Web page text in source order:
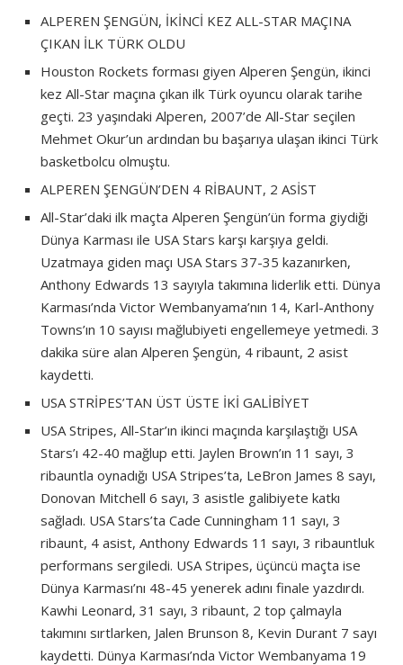
ALPEREN ŞENGÜN, İKİNCİ KEZ ALL-STAR MAÇINA
ÇIKAN İLK TÜRK OLDU
Houston Rockets forması giyen Alperen Şengün, ikinci
kez All-Star maçına çıkan ilk Türk oyuncu olarak tarihe
geçti. 23 yaşındaki Alperen, 2007’de All-Star seçilen
Mehmet Okur’un ardından bu başarıya ulaşan ikinci Türk
basketbolcu olmuştu.
ALPEREN ŞENGÜN’DEN 4 RİBAUNT, 2 ASİST
All-Star’daki ilk maçta Alperen Şengün’ün forma giydiği
Dünya Karması ile USA Stars karşı karşıya geldi.
Uzatmaya giden maçı USA Stars 37-35 kazanırken,
Anthony Edwards 13 sayıyla takımına liderlik etti. Dünya
Karması’nda Victor Wembanyama’nın 14, Karl-Anthony
Towns’ın 10 sayısı mağlubiyeti engellemeye yetmedi. 3
dakika süre alan Alperen Şengün, 4 ribaunt, 2 asist
kaydetti.
USA STRİPES’TAN ÜST ÜSTE İKİ GALİBİYET
USA Stripes, All-Star’ın ikinci maçında karşılaştığı USA
Stars’ı 42-40 mağlup etti. Jaylen Brown’ın 11 sayı, 3
ribauntla oynadığı USA Stripes’ta, LeBron James 8 sayı,
Donovan Mitchell 6 sayı, 3 asistle galibiyete katkı
sağladı. USA Stars’ta Cade Cunningham 11 sayı, 3
ribaunt, 4 asist, Anthony Edwards 11 sayı, 3 ribauntluk
performans sergiledi. USA Stripes, üçüncü maçta ise
Dünya Karması’nı 48-45 yenerek adını finale yazdırdı.
Kawhi Leonard, 31 sayı, 3 ribaunt, 2 top çalmayla
takımını sırtlarken, Jalen Brunson 8, Kevin Durant 7 sayı
kaydetti. Dünya Karması’nda Victor Wembanyama 19